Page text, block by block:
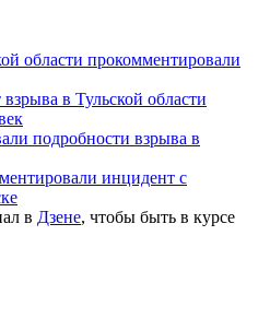
области прокомментировали
в Тульской области
подробности взрыва в
инцидент с
в Дзене, чтобы быть в курсе